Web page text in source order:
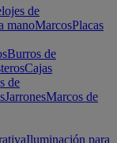
de
manoMarcosPlacas
Burros de
Cajas
de
JarronesMarcos de
Iluminación para